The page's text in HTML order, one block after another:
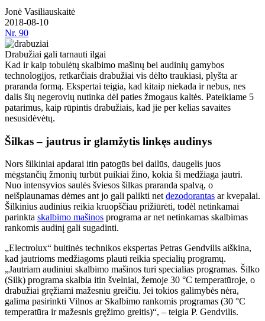
Jonė Vasiliauskaitė
2018-08-10
Nr. 90
Drabužiai gali tarnauti ilgai
Kad ir kaip tobulėtų skalbimo mašinų bei audinių gamybos
technologijos, retkarčiais drabužiai vis dėlto traukiasi, plyšta ar
praranda formą. Ekspertai teigia, kad kitaip niekada ir nebus, nes
dalis šių negerovių nutinka dėl paties žmogaus kaltės. Pateikiame 5
patarimus, kaip rūpintis drabužiais, kad jie per kelias savaites
nesusidėvėtų.
Šilkas – jautrus ir glamžytis linkęs audinys
Nors šilkiniai apdarai itin patogūs bei dailūs, daugelis juos
mėgstančių žmonių turbūt puikiai žino, kokia ši medžiaga jautri.
Nuo intensyvios saulės šviesos šilkas praranda spalvą, o
neišplaunamas dėmes ant jo gali palikti net dezodorantas ar kvepalai.
Šilkinius audinius reikia kruopščiau prižiūrėti, todėl netinkamai
parinkta skalbimo mašinos programa ar net netinkamas skalbimas
rankomis audinį gali sugadinti.
„Electrolux“ buitinės technikos ekspertas Petras Gendvilis aiškina,
kad jautrioms medžiagoms plauti reikia specialių programų.
„Jautriam audiniui skalbimo mašinos turi specialias programas. Šilko
(Silk) programa skalbia itin švelniai, žemoje 30 °C temperatūroje, o
drabužiai gręžiami mažesniu greičiu. Jei tokios galimybės nėra,
galima pasirinkti Vilnos ar Skalbimo rankomis programas (30 °C
temperatūra ir mažesnis gręžimo greitis)“, – teigia P. Gendvilis.